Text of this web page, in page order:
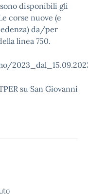
disponibili gli
corse nuove (e
da/per
linea 750.
su San Giovanni